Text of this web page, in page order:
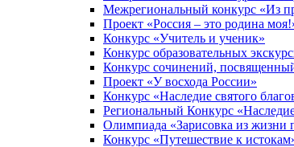
Межрегиональный конкурс «Из
Проект «Россия – это родина
Конкурс «Учитель и ученик»
Конкурс образовательных
Конкурс сочинений,
Проект «У восхода России»
Конкурс «Наследие святого
Региональный Конкурс
Олимпиада «Зарисовка из жизни
Конкурс «Путешествие к